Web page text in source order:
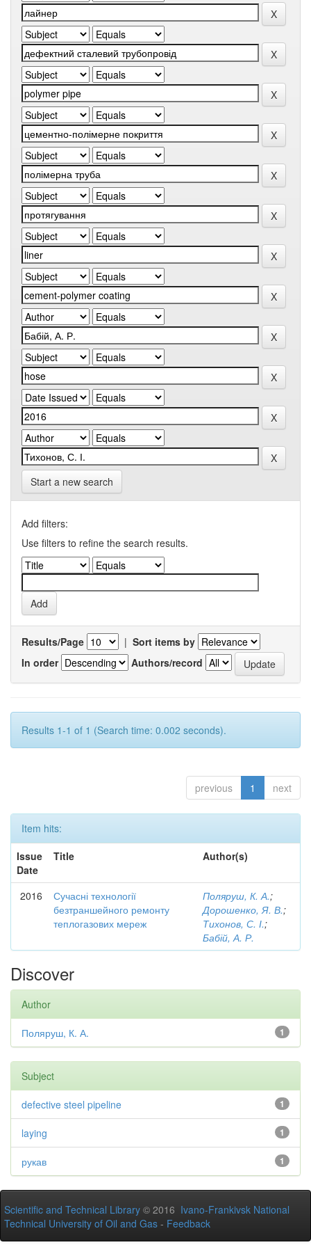
Start a new search
Add filters:
Use filters to refine the search results.
Results/Page | Sort items by
In order
Authors/record
Results 1-1 of 1 (Search time: 0.002 seconds).
previous 1 next
Item hits:
Issue
Date
Title Author(s)
2016
Сучасні технології
безтраншейного ремонту
теплогазових мереж
Поляруш, К. А.;
Дорошенко, Я. В.;
Тихонов, С. І.;
Бабій, А. Р.
Discover
Author
1
Поляруш, К. А.
Subject
1
defective steel pipeline
1
laying
1
рукав
Scientific and Technical Library © 2016 Ivano-Frankivsk National
Technical University of Oil and Gas - Feedback